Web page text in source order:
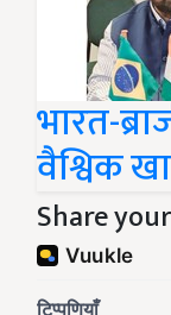
भारत-
वैश्विक
Share